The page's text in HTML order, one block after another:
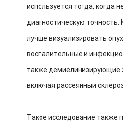
используется тогда, когда
диагностическую точность.
лучше визуализировать
воспалительные и
также демиелинизирующие
включая рассеянный склероз.
Такое исследование также